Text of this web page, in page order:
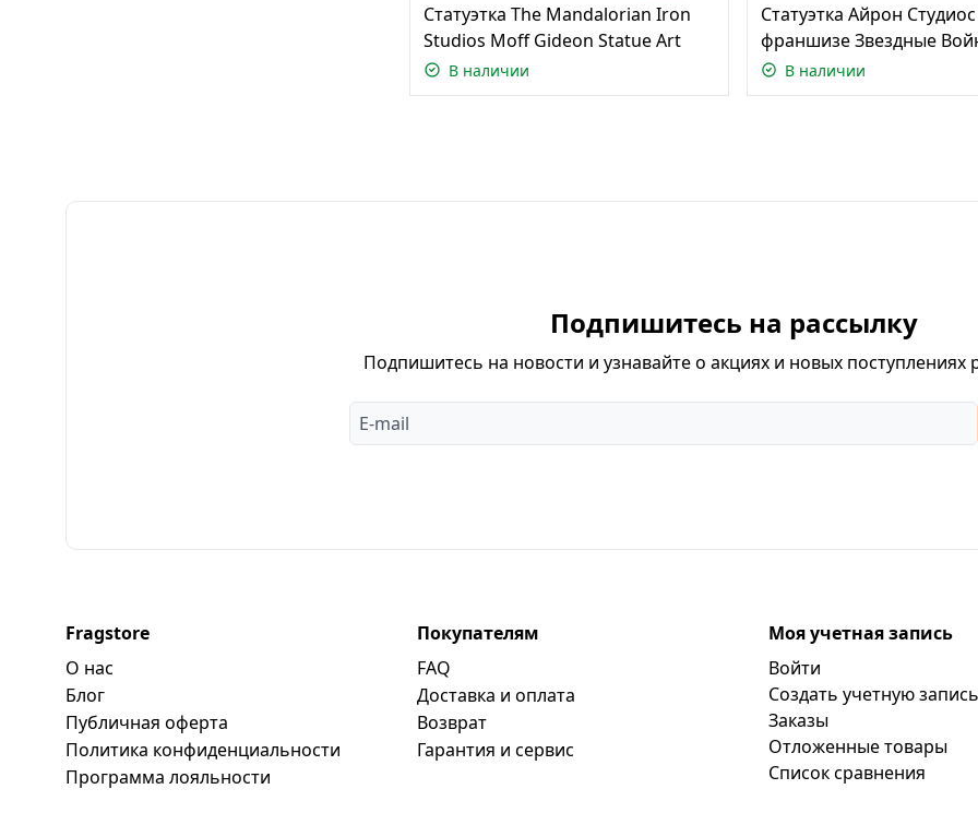
Статуэтка The Mandalorian Iron
Studios Moff Gideon Statue Art
В наличии
Статуэтка Айрон
франшизе Звездные
Асока Тано, масштаб 1:10
В наличии
Подпишитесь на рассылку
Подпишитесь на новости и узнавайте о акциях и новых поступлениях
Fragstore
О нас
Блог
Публичная оферта
Политика конфиденциальности
Программa лояльности
Покупателям
FAQ
Доставка и оплата
Возврат
Гарантия и сервис
Моя учетная запись
Войти
Создать учетную запись
Заказы
Отложенные товары
Список сравнения